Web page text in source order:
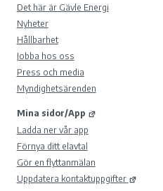
Det här är Gävle Energi
Nyheter
Hållbarhet
Jobba hos oss
Press och media
Myndighetsärenden
Mina sidor/App
Ladda ner vår app
Förnya ditt elavtal
Gör en flyttanmälan
Uppdatera kontaktuppgifter